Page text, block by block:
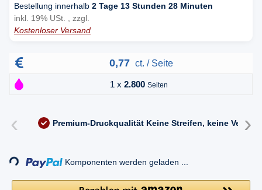
Bestellung innerhalb 2 Tage 13 Stunden 28 Minuten
inkl. 19% USt. , zzgl.
Kostenloser Versand
0,77 ct. / Seite
1 x 2.800 Seiten
‹ Premium-Druckqualität Keine Streifen, keine ›
Loading... Komponenten werden geladen ...